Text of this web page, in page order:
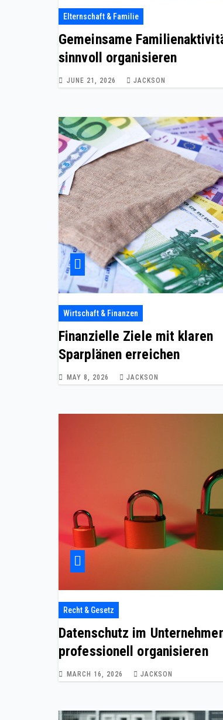
Elternschaft & Familie
Gemeinsame
sinnvoll organisieren
JUNE 21, 2026 JACKSON
Wirtschaft & Finanzen
Finanzielle Ziele mit klaren
Sparplänen erreichen
MAY 8, 2026 JACKSON
Recht & Gesetz
Datenschutz im
professionell organisieren
MARCH 16, 2026 JACKSON